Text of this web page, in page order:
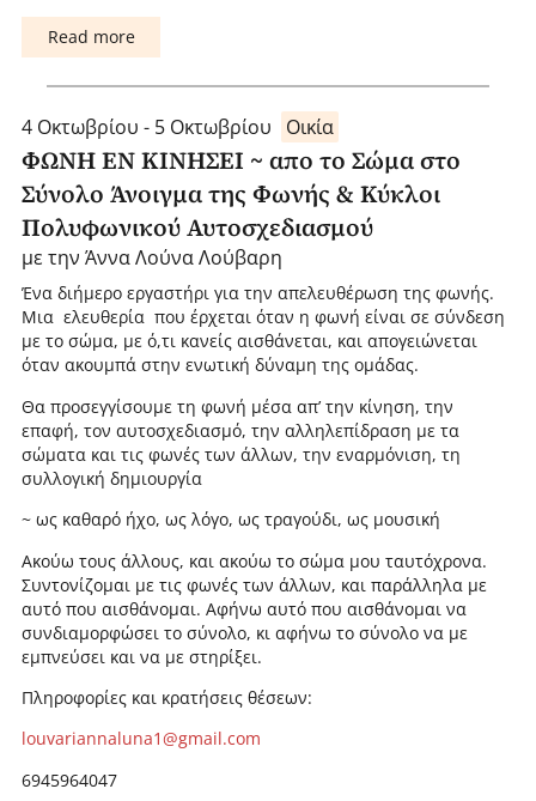
Read more
4 Οκτωβρίου - 5 Οκτωβρίου Οικία
ΦΩΝΗ ΕΝ ΚΙΝΗΣΕΙ ~ απο το Σώμα στο
Σύνολο Άνοιγμα της Φωνής & Κύκλοι
Πολυφωνικού Αυτοσχεδιασμού
με την Άννα Λούνα Λούβαρη
Ένα διήμερο εργαστήρι για την απελευθέρωση της φωνής.
Μια ελευθερία που έρχεται όταν η φωνή είναι σε σύνδεση
με το σώμα, με ό,τι κανείς αισθάνεται, και απογειώνεται
όταν ακουμπά στην ενωτική δύναμη της ομάδας.
Θα προσεγγίσουμε τη φωνή μέσα απ’ την κίνηση, την
επαφή, τον αυτοσχεδιασμό, την αλληλεπίδραση με τα
σώματα και τις φωνές των άλλων, την εναρμόνιση, τη
συλλογική δημιουργία
~ ως καθαρό ήχο, ως λόγο, ως τραγούδι, ως μουσική
Ακούω τους άλλους, και ακούω το σώμα μου ταυτόχρονα.
Συντονίζομαι με τις φωνές των άλλων, και παράλληλα με
αυτό που αισθάνομαι. Αφήνω αυτό που αισθάνομαι να
συνδιαμορφώσει το σύνολο, κι αφήνω το σύνολο να με
εμπνεύσει και να με στηρίξει.
Πληροφορίες και κρατήσεις θέσεων:
louvariannaluna1@gmail.com
6945964047